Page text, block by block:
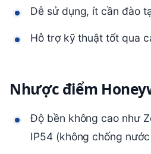
Dễ sử dụng, ít cần đào
Hỗ trợ kỹ thuật tốt qua
Nhược điểm
Độ bền không cao như
IP54 (không chống